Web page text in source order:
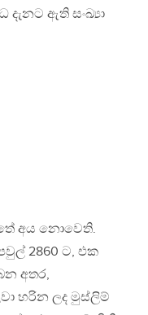
ඇති සංඛ්‍යා
අය නොවෙති.
2860 ට, එක
අතර,
හරින ලද මුස්ලිම්